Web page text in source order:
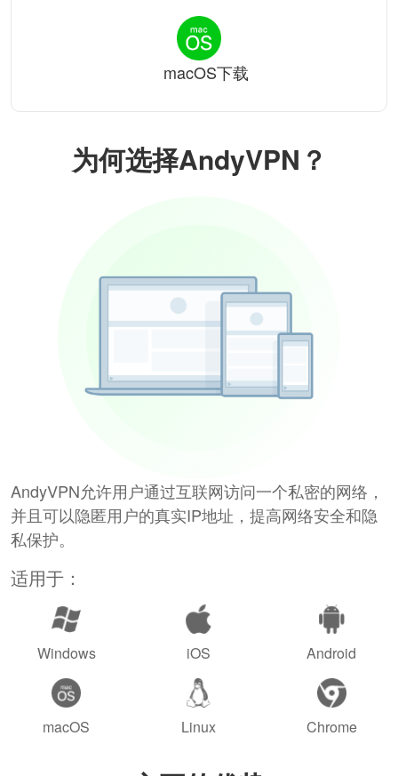
为何选择AndyVPN？
AndyVPN允许用户通过互联网访问一个私密的网络，
并且可以隐匿用户的真实IP地址，提高网络安全和隐
私保护。
适用于：
Windows iOS Android
macOS Linux Chrome
macOS下载